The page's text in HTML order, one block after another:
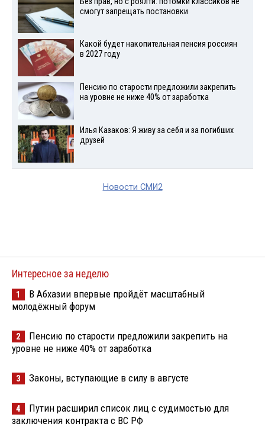
смогут запрещать постановки
Какой будет накопительная пенсия россиян
в 2027 году
Пенсию по старости предложили закрепить
на уровне не ниже 40% от заработка
Илья Казаков: Я живу за себя и за погибших
друзей
Новости СМИ2
Интересное за неделю
1
В Абхазии впервые пройдёт масштабный
молодёжный форум
2
Пенсию по старости предложили закрепить на
уровне не ниже 40% от заработка
3 Законы, вступающие в силу в августе
4
Путин расширил список лиц с судимостью для
заключения контракта с ВС РФ